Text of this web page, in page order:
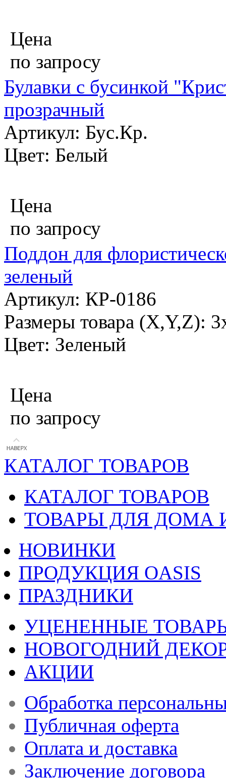
Цена
по запросу
Булавки с бусинкой
прозрачный
Артикул: Бус.Кр.
Цвет: Белый
Цена
по запросу
Поддон для
зеленый
Артикул: КР-0186
Размеры товара (X,Y,Z):
Цвет: Зеленый
Цена
по запросу
КАТАЛОГ ТОВАРОВ
КАТАЛОГ ТОВАРОВ
ТОВАРЫ ДЛЯ ДОМА
НОВИНКИ
ПРОДУКЦИЯ OASIS
ПРАЗДНИКИ
УЦЕНЕННЫЕ
НОВОГОДНИЙ
АКЦИИ
Обработка
Публичная оферта
Оплата и доставка
Заключение договора